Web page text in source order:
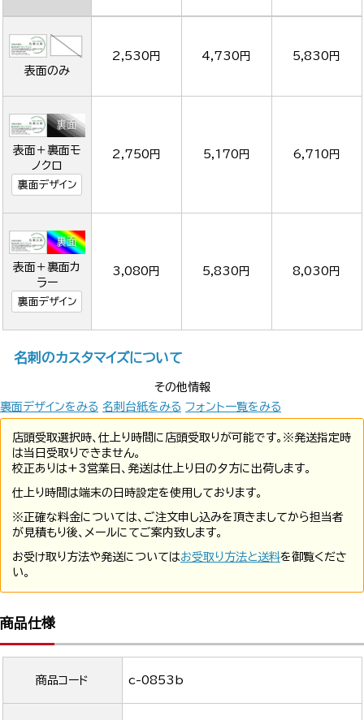
表面のみ
2,530円 4,730円 5,830円
表面＋裏面モ
ノクロ
裏面デザイン
2,750円 5,170円 6,710円
表面＋裏面カ
ラー
裏面デザイン
3,080円 5,830円 8,030円
名刺のカスタマイズについて
その他情報
裏面デザインをみる 名刺台紙をみる フォント一覧をみる
店頭受取選択時、仕上り時間に店頭受取りが可能です。※発送指定時
は当日受取りできません。
校正ありは+3営業日、発送は仕上り日の夕方に出荷します。
仕上り時間は端末の日時設定を使用しております。
※正確な料金については、ご注文申し込みを頂きましてから担当者
が見積もり後、メールにてご案内致します。
お受け取り方法や発送についてはお受取り方法と送料を御覧くださ
い。
商品仕様
商品コード c-0853b